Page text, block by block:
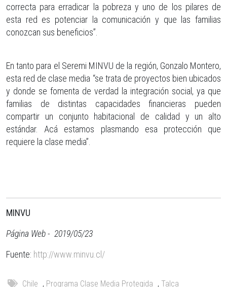
correcta para erradicar la pobreza y uno de los pilares de
esta red es potenciar la comunicación y que las familias
conozcan sus beneficios”.
En tanto para el Seremi MINVU de la región, Gonzalo Montero,
esta red de clase media “se trata de proyectos bien ubicados
y donde se fomenta de verdad la integración social, ya que
familias de distintas capacidades financieras pueden
compartir un conjunto habitacional de calidad y un alto
estándar. Acá estamos plasmando esa protección que
requiere la clase media”.
MINVU
Página Web - 2019/05/23
Fuente: http://www.minvu.cl/
Chile , Programa Clase Media Protegida , Talca